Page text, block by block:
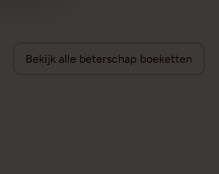
Bekijk alle beterschap boeketten